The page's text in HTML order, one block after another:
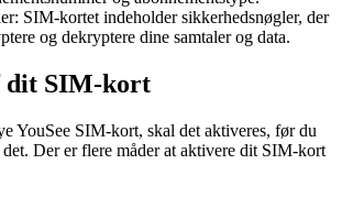
SIM-kortet indeholder sikkerhedsnøgler, der
og dekryptere dine samtaler og data.
dit SIM-kort
YouSee SIM-kort, skal det aktiveres, før du
Der er flere måder at aktivere dit SIM-kort